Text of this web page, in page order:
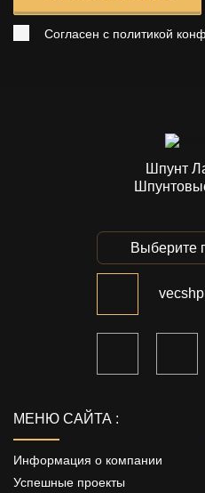
Согласен с политикой
Шпунт
Выберите
МЕНЮ САЙТА :
Информация о компании
Успешные проекты